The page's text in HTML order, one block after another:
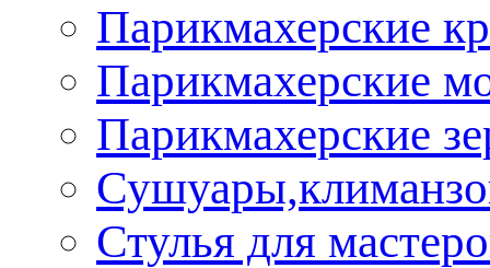
Парикмахерские
Парикмахерские
Парикмахерские
Стулья для